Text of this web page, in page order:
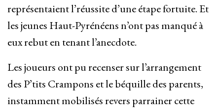
représentaient l’réussite d’une étape fortuite. Et
les jeunes Haut-Pyrénéens n’ont pas manqué à
eux rebut en tenant l’anecdote.
Les joueurs ont pu recenser sur l’arrangement
des P’tits Crampons et le béquille des parents,
instamment mobilisés revers parrainer cette